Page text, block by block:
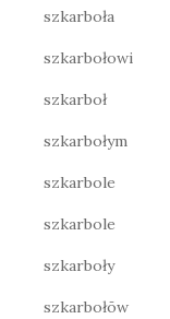
szkarboła
szkarbołowi
szkarboł
szkarbołym
szkarbole
szkarbole
szkarboły
szkarbołōw